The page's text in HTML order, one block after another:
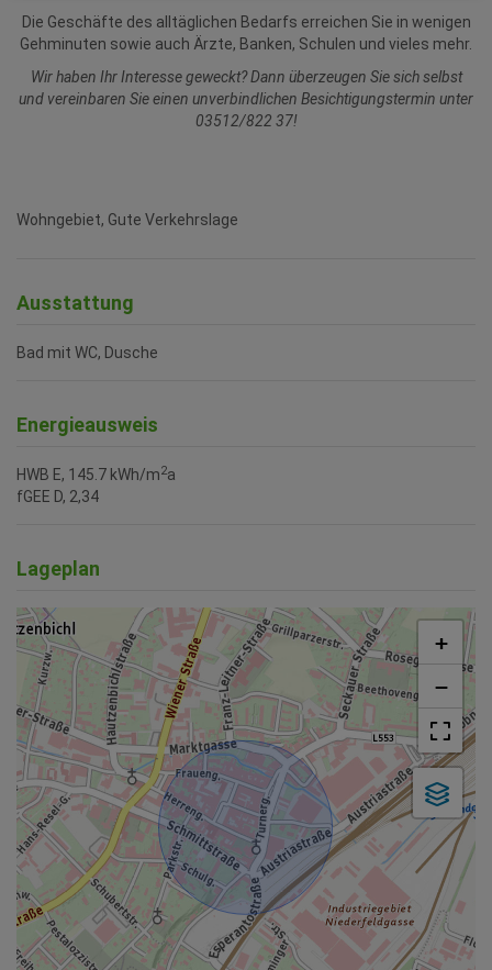
Die Geschäfte des alltäglichen Bedarfs erreichen Sie in wenigen
Gehminuten sowie auch Ärzte, Banken, Schulen und vieles mehr.
Wir haben Ihr Interesse geweckt? Dann überzeugen Sie sich selbst
und vereinbaren Sie einen unverbindlichen Besichtigungstermin unter
03512/822 37!
Wohngebiet, Gute Verkehrslage
Ausstattung
Bad mit WC Dusche
Energieausweis
HWB E, 145.7 kWh/m2a
fGEE D, 2,34
Lageplan
+
−